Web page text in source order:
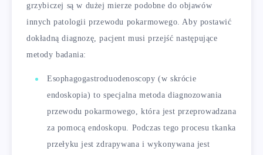
grzybiczej są w dużej mierze podobne do objawów
innych patologii przewodu pokarmowego. Aby postawić
dokładną diagnozę, pacjent musi przejść następujące
metody badania:
Esophagogastroduodenoscopy (w skrócie
endoskopia) to specjalna metoda diagnozowania
przewodu pokarmowego, która jest przeprowadzana
za pomocą endoskopu. Podczas tego procesu tkanka
przełyku jest zdrapywana i wykonywana jest